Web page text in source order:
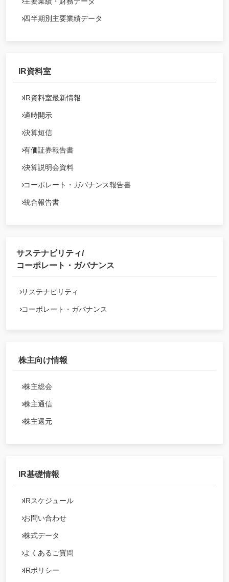
四半期別主要業績データ
IR資料室
IR資料室最新情報
適時開示
決算短信
有価証券報告書
決算説明会資料
コーポレート・ガバナンス報告書
統合報告書
サステナビリティ/
コーポレート・ガバナンス
サステナビリティ
コーポレート・ガバナンス
株主向け情報
株主総会
株主通信
株主還元
IR基礎情報
IRスケジュール
お問い合わせ
株式データ
よくあるご質問
IRポリシー